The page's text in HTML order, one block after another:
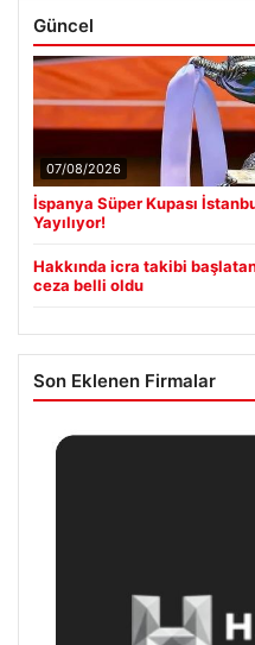
Güncel
07/08/2026
İspanya Süper Kupası
Yayılıyor!
Hakkında icra takibi
ceza belli oldu
Son Eklenen Firmalar